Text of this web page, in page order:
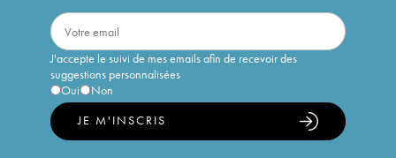
J'accepte le suivi de mes emails afin de recevoir des
suggestions personnalisées
Oui
Non
JE M'INSCRIS